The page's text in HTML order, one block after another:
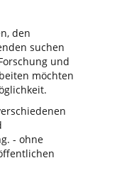
den
suchen
und
möchten
- ohne